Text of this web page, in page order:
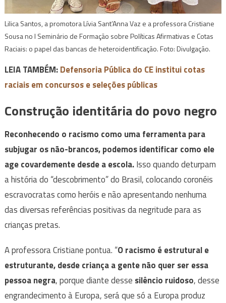
Lilica Santos, a promotora Lívia Sant’Anna Vaz e a professora Cristiane
Sousa no I Seminário de Formação sobre Políticas Afirmativas e Cotas
Raciais: o papel das bancas de heteroidentificação. Foto: Divulgação.
LEIA TAMBÉM:Defensoria Pública do CE institui cotas
raciais em concursos e seleções públicas
Construção identitária do povo negro
Reconhecendo o racismo como uma ferramenta para
subjugar os não-brancos, podemos identificar como ele
age covardemente desde a escola.Isso quando deturpam
a história do “descobrimento” do Brasil, colocando coronéis
escravocratas como heróis e não apresentando nenhuma
das diversas referências positivas da negritude para as
crianças pretas.
A professora Cristiane pontua. “O racismo é estrutural e
estruturante, desde criança a gente não quer ser essa
pessoa negra, porque diante desse silêncio ruidoso, desse
engrandecimento à Europa, será que só a Europa produz